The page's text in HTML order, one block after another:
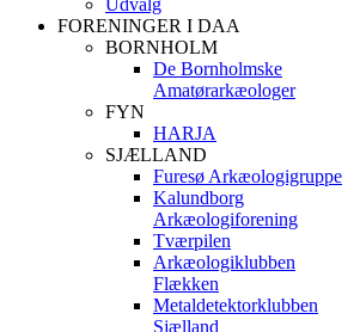
Udvalg
FORENINGER I DAA
BORNHOLM
De Bornholmske
Amatørarkæologer
FYN
HARJA
SJÆLLAND
Furesø Arkæologigruppe
Kalundborg
Arkæologiforening
Tværpilen
Arkæologiklubben
Flækken
Metaldetektorklubben
Sjælland